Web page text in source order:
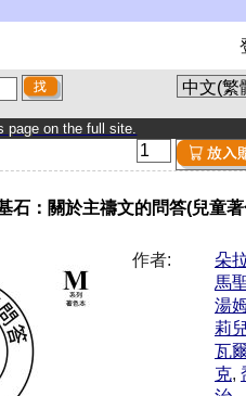
page on the full site.
石：關於主禱文的問答(兒童
作者:
朵
馬
湯
莉
瓦
克,